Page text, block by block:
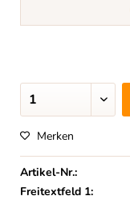
Merken
Artikel-Nr.:
Freitextfeld 1: